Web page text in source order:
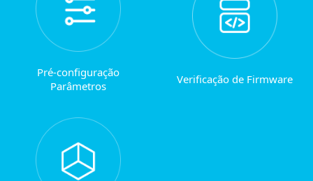
Pré-configuração
Parâmetros
Verificação de Firmware